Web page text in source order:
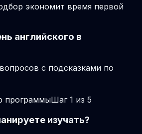
экономит время первой
английского в
с подсказками по
программыШаг 1 из 5
изучать?